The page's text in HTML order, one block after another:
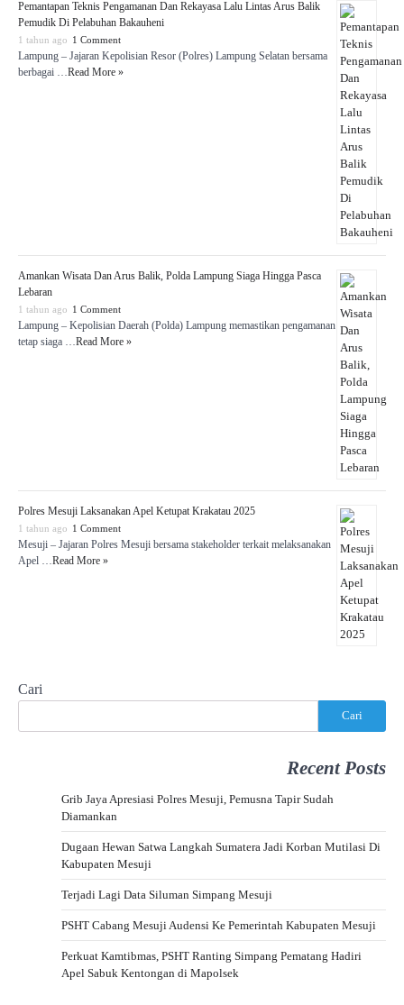
Pemantapan Teknis Pengamanan Dan Rekayasa Lalu Lintas Arus Balik
Pemudik Di Pelabuhan Bakauheni
1 tahun ago 1 Comment
Lampung – Jajaran Kepolisian Resor (Polres) Lampung Selatan bersama
berbagai … Read More »
Amankan Wisata Dan Arus Balik, Polda Lampung Siaga Hingga Pasca
Lebaran
1 tahun ago 1 Comment
Lampung – Kepolisian Daerah (Polda) Lampung memastikan pengamanan
tetap siaga … Read More »
Polres Mesuji Laksanakan Apel Ketupat Krakatau 2025
1 tahun ago 1 Comment
Mesuji – Jajaran Polres Mesuji bersama stakeholder terkait melaksanakan
Apel … Read More »
Cari
Cari
Recent Posts
Grib Jaya Apresiasi Polres Mesuji, Pemusna Tapir Sudah
Diamankan
Dugaan Hewan Satwa Langkah Sumatera Jadi Korban Mutilasi Di
Kabupaten Mesuji
Terjadi Lagi Data Siluman Simpang Mesuji
PSHT Cabang Mesuji Audensi Ke Pemerintah Kabupaten Mesuji
Perkuat Kamtibmas, PSHT Ranting Simpang Pematang Hadiri
Apel Sabuk Kentongan di Mapolsek